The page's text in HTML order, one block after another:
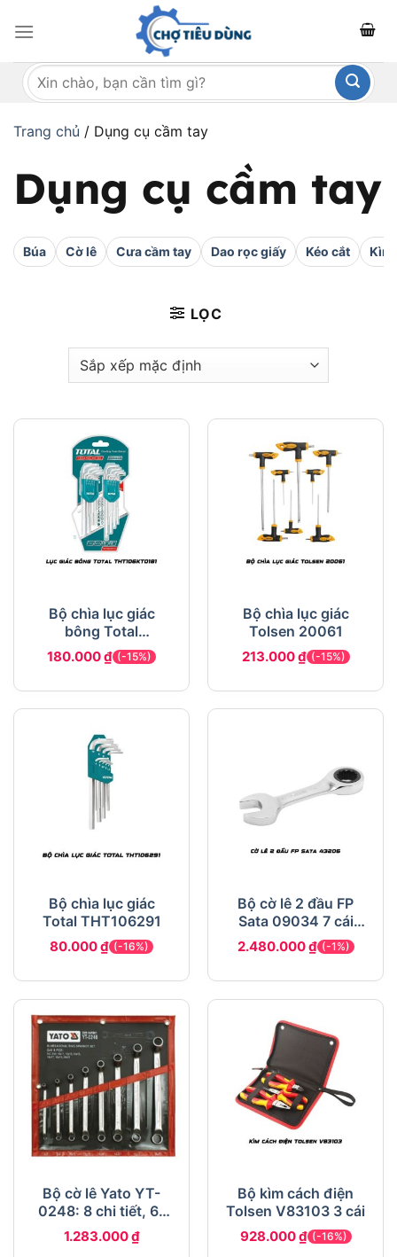
qua
dungTìm
kiếm:
Trang chủ / Dụng cụ cầm tay
Dụng cụ cầm tay
Búa Cờ lê Cưa cầm tay Dao rọc giấy Kéo cắt Kìm
LỌC
Bộ chìa lục giác
bông Total
THT106KT0181
180.000₫ (-15%)
Bộ chìa lục giác
Tolsen 20061
213.000₫ (-15%)
Bộ chìa lục giác
Total THT106291
80.000₫ (-16%)
Bộ cờ lê 2 đầu FP
Sata 09034 7 cái
10, 12-13-14-15-17-
19mm
2.480.000₫ (-1%)
Bộ cờ lê Yato YT-
0248: 8 chi tiết, 6-
22mm, thép Cr-V
1.283.000₫
Bộ kìm cách điện
Tolsen V83103 3 cái
928.000₫ (-16%)